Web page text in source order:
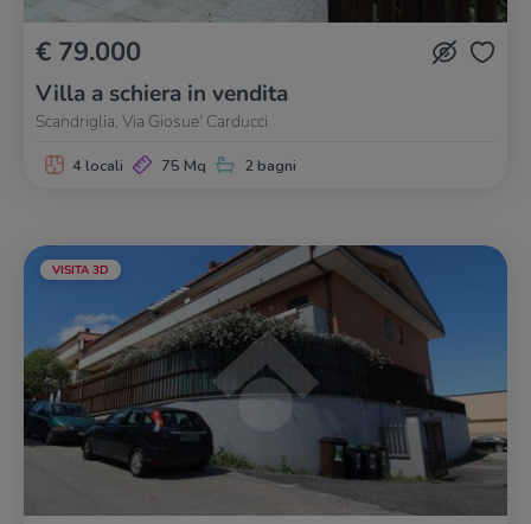
€ 79.000
Villa a schiera in vendita
Scandriglia, Via Giosue' Carducci
4 locali 75 Mq 2 bagni
VISITA 3D